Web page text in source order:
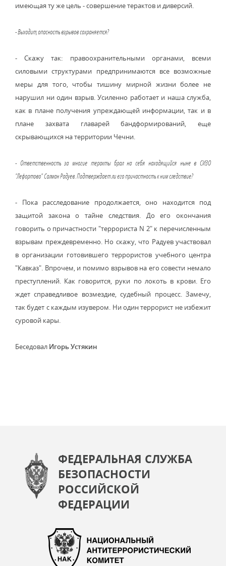
имеющая ту же цель - совершение терактов и диверсий.
- Выходит, опасность взрывов сохраняется?
- Скажу так: правоохранительными органами, всеми
силовыми структурами предпринимаются все возможные
меры для того, чтобы тишину мирной жизни более не
нарушил ни один взрыв. Усиленно работает и наша служба,
как в плане получения упреждающей информации, так и в
плане захвата главарей бандформирований, еще
скрывающихся на территории Чечни.
- Ответственность за многие теракты брал на себя находящийся ныне в СИЗО
"Лефортово" Салман Радуев. Подтверждает ли его причастность к ним следствие?
- Пока расследование продолжается, оно находится под
защитой закона о тайне следствия. До его окончания
говорить о причастности "террориста N 2" к перечисленным
взрывам преждевременно. Но скажу, что Радуев участвовал
в организации готовившего террористов учебного центра
"Кавказ". Впрочем, и помимо взрывов на его совести немало
преступлений. Как говорится, руки по локоть в крови. Его
ждет справедливое возмездие, судебный процесс. Замечу,
так будет с каждым изувером. Ни один террорист не избежит
суровой кары.
Беседовал Игорь Устякин
ФЕДЕРАЛЬНАЯ СЛУЖБА
БЕЗОПАСНОСТИ
РОССИЙСКОЙ
ФЕДЕРАЦИИ